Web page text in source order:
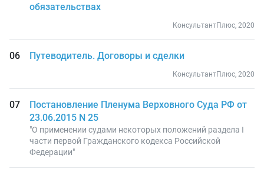
обязательствах
КонсультантПлюс, 2020
Путеводитель. Договоры и сделки
КонсультантПлюс, 2020
Постановление Пленума Верховного Суда РФ от
23.06.2015 N 25
"О применении судами некоторых положений раздела I
части первой Гражданского кодекса Российской
Федерации"